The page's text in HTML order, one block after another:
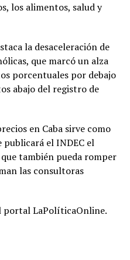
los alimentos, salud y
la desaceleración de
que marcó un alza
porcentuales por debajo
abajo del registro de
en Caba sirve como
el INDEC el
también pueda romper
las consultoras
portal LaPolíticaOnline.